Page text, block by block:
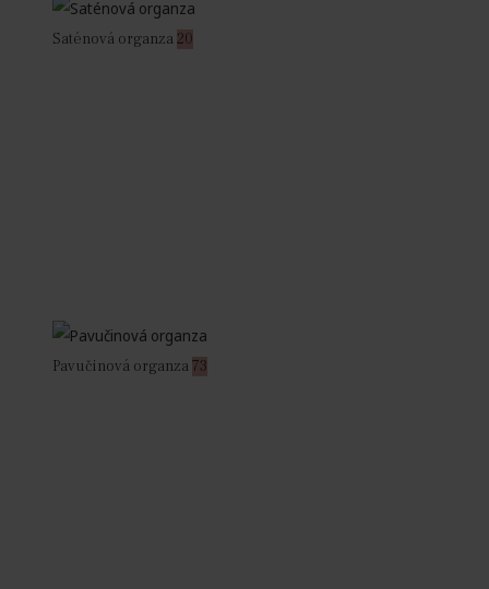
Saténová organza 20
Pavučinová organza 73